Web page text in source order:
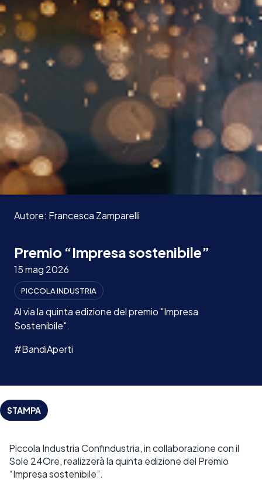
Premio “Impresa sostenibile”
15 mag 2026
PICCOLA INDUSTRIA
Al via la quinta edizione del premio "Impresa
Sostenibile".
#BandiAperti
Autore: Francesca Zamparelli
STAMPA
Piccola Industria Confindustria, in collaborazione con il
Sole 24Ore, realizzerà la quinta edizione del Premio
“Impresa sostenibile”.